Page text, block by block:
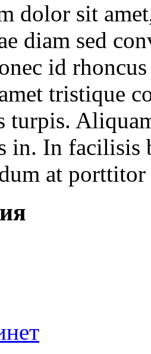
dolor sit
diam sed
id
tristique
turpis.
in. In facilisis
at